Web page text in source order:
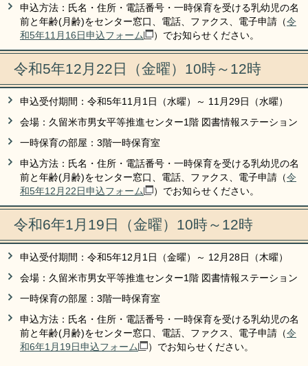
申込方法：氏名・住所・電話番号・一時保育を受ける乳幼児の名
前と年齢(月齢)をセンター窓口、電話、ファクス、電子申請（令
和5年11月16日申込フォーム
）でお知らせください。
令和5年12月22日（金曜）10時～12時
申込受付期間：令和5年11月1日（水曜）～ 11月29日（水曜）
会場：久留米市男女平等推進センター1階 図書情報ステーション
一時保育の部屋：3階一時保育室
申込方法：氏名・住所・電話番号・一時保育を受ける乳幼児の名
前と年齢(月齢)をセンター窓口、電話、ファクス、電子申請（令
和5年12月22日申込フォーム
）でお知らせください。
令和6年1月19日（金曜）10時～12時
申込受付期間：令和5年12月1日（金曜）～ 12月28日（木曜）
会場：久留米市男女平等推進センター1階 図書情報ステーション
一時保育の部屋：3階一時保育室
申込方法：氏名・住所・電話番号・一時保育を受ける乳幼児の名
前と年齢(月齢)をセンター窓口、電話、ファクス、電子申請（令
和6年1月19日申込フォーム
）でお知らせください。